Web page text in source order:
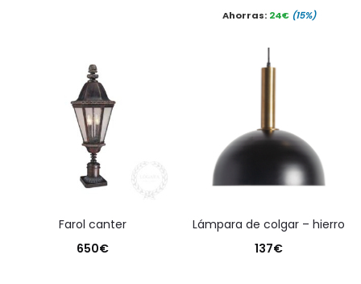
precio
precioAhorras: 24€ (15%)
farol canter
650€
lámpara de colgar – hierro
137€